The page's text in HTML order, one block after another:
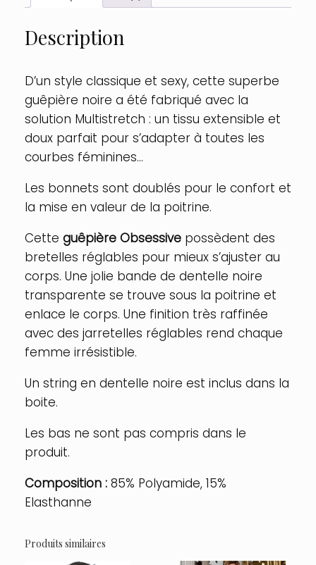
Description
D’un style classique et sexy, cette superbe
guêpière noire a été fabriqué avec la
solution Multistretch : un tissu extensible et
doux parfait pour s’adapter à toutes les
courbes féminines…
Les bonnets sont doublés pour le confort et
la mise en valeur de la poitrine.
Cette guêpière Obsessive possèdent des
bretelles réglables pour mieux s’ajuster au
corps. Une jolie bande de dentelle noire
transparente se trouve sous la poitrine et
enlace le corps. Une finition très raffinée
avec des jarretelles réglables rend chaque
femme irrésistible.
Un string en dentelle noire est inclus dans la
boite.
Les bas ne sont pas compris dans le
produit.
Composition : 85% Polyamide, 15%
Elasthanne
Produits similaires